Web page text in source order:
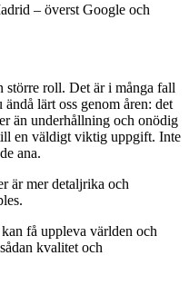
– överst Google och
större roll. Det är i många fall
lärt oss genom åren: det
än underhållning och onödig
en väldigt viktig uppgift. Inte
ana.
är mer detaljrika och
få uppleva världen och
kvalitet och